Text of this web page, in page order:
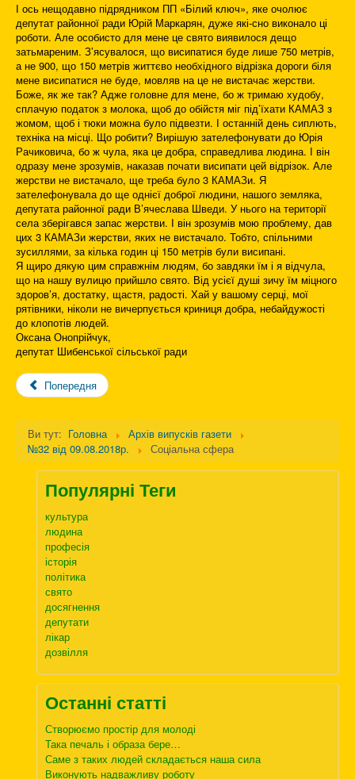
І ось нещодавно підрядником ПП «Білий ключ», яке очолює
депутат районної ради Юрій Маркарян, дуже які-сно виконало ці
роботи. Але особисто для мене це свято виявилося дещо
затьмареним. З’ясувалося, що висипатися буде лише 750 метрів,
а не 900, що 150 метрів життєво необхідного відрізка дороги біля
мене висипатися не буде, мовляв на це не вистачає жерстви.
Боже, як же так? Адже головне для мене, бо ж тримаю худобу,
сплачую податок з молока, щоб до обійстя міг під’їхати КАМАЗ з
жомом, щоб і тюки можна було підвезти. І останній день сиплють,
техніка на місці. Що робити? Вирішую зателефонувати до Юрія
Рачиковича, бо ж чула, яка це добра, справедлива людина. І він
одразу мене зрозумів, наказав почати висипати цей відрізок. Але
жерстви не вистачало, ще треба було 3 КАМАЗи. Я
зателефонувала до ще однієї доброї людини, нашого земляка,
депутата районної ради В’ячеслава Шведи. У нього на території
села зберігався запас жерстви. І він зрозумів мою проблему, дав
цих 3 КАМАЗи жерстви, яких не вистачало. Тобто, спільними
зусиллями, за кілька годин ці 150 метрів були висипані.
Я щиро дякую цим справжнім людям, бо завдяки їм і я відчула,
що на нашу вулицю прийшло свято. Від усієї душі зичу їм міцного
здоров’я, достатку, щастя, радості. Хай у вашому серці, мої
рятівники, ніколи не вичерпується криниця добра, небайдужості
до клопотів людей.
Оксана Онопрійчук,
депутат Шибенської сільської ради
Попередня
Ви тут: Головна
Архів випусків газети
№32 від 09.08.2018р.
Соціальна сфера
Популярні Теги
культура
людина
професія
історія
політика
свято
досягнення
депутати
лікар
дозвілля
Останні статті
Створюємо простір для молоді
Така печаль і образа бере…
Саме з таких людей складається наша сила
Виконують надважливу роботу